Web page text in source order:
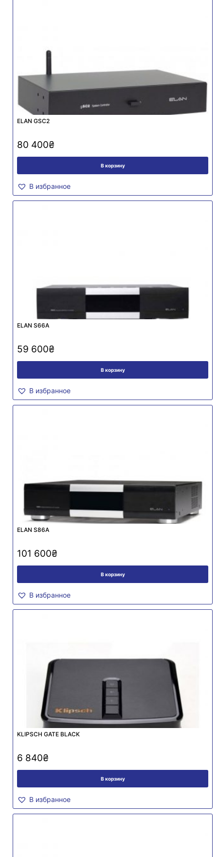
ELAN GSC2
80 400₴
В корзину
В избранное
ELAN S66A
59 600₴
В корзину
В избранное
ELAN S86A
101 600₴
В корзину
В избранное
KLIPSCH GATE BLACK
6 840₴
В корзину
В избранное